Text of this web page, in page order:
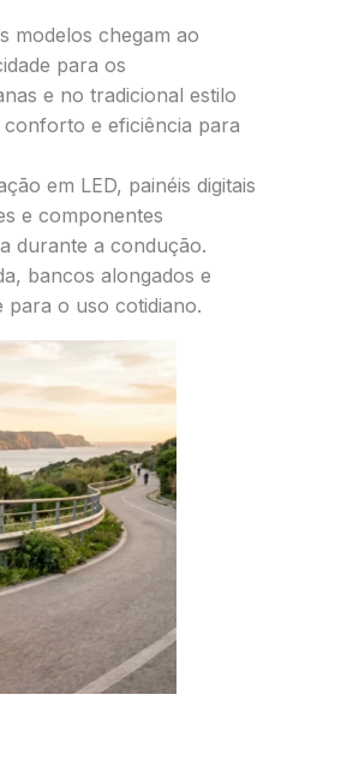
modelos chegam ao
para os
e no tradicional estilo
conforto e eficiência para
em LED, painéis digitais
e componentes
durante a condução.
bancos alongados e
para o uso cotidiano.